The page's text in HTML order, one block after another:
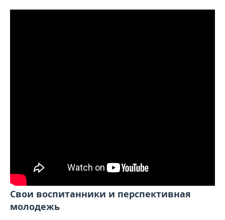
Свои воспитанники и перспективная
молодежь